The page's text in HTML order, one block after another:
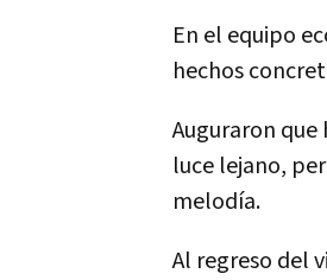
En el equipo
hechos
Auguraron
luce lejano,
melodía.
Al regreso del